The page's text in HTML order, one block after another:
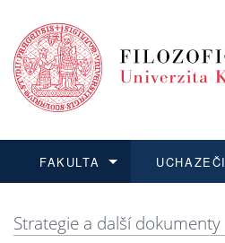
FAKULTA UCHAZEČI
Strategie a další dokumenty